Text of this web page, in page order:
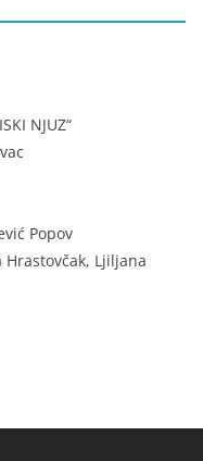
NJUZ“
Popov
Hrastovčak, Ljiljana